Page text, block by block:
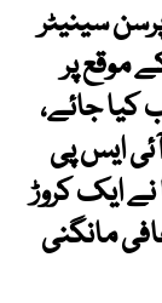
سینیٹر
موقع پر
جائے،
ایس پی
ایک کروڑ
مانگنی